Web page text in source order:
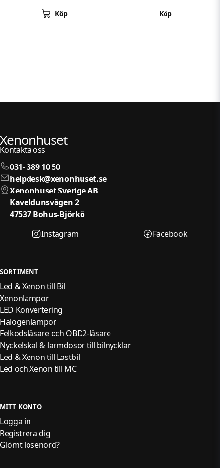
Köp Köp
Xenonhuset
Kontakta oss
031- 389 10 50
helpdesk@xenonhuset.se
Xenonhuset Sverige AB
Kaveldunsvägen 2
47537 Bohus-Björkö
Instagram
Facebook
SORTIMENT
Led & Xenon till Bil
Xenonlampor
LED Konvertering
Halogenlampor
Felkodsläsare och OBD2-läsare
Nyckelskal & larmdosor till bilnycklar
Led & Xenon till Lastbil
Led och Xenon till MC
MITT KONTO
Logga in
Registrera dig
Glömt lösenord?